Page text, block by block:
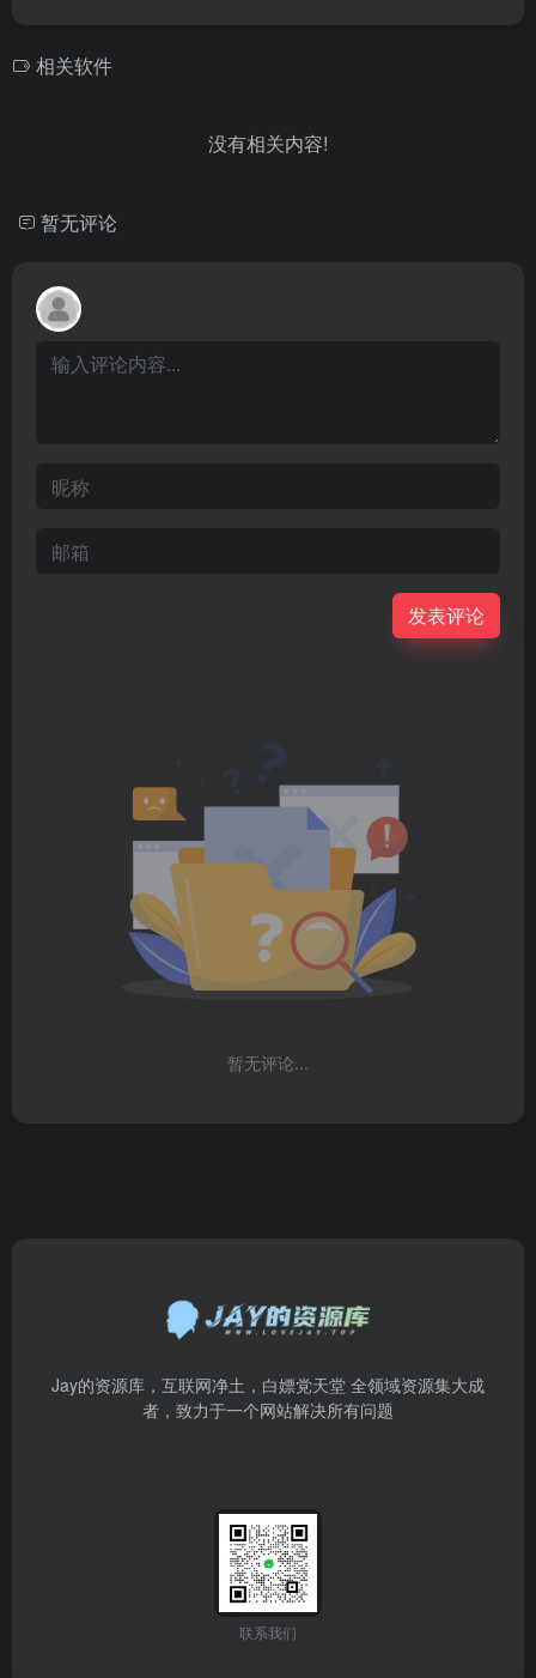
相关软件
没有相关内容!
暂无评论
发表评论
暂无评论...
Jay的资源库，互联网净土，白嫖党天堂 全领域资源集大成
者，致力于一个网站解决所有问题
联系我们